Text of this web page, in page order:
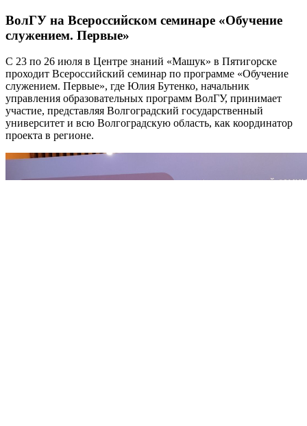
ВолГУ на Всероссийском семинаре «Обучение
служением. Первые»
С 23 по 26 июля в Центре знаний «Машук» в Пятигорске
проходит Всероссийский семинар по программе «Обучение
служением. Первые», где Юлия Бутенко, начальник
управления образовательных программ ВолГУ, принимает
участие, представляя Волгоградский государственный
университет и всю Волгоградскую область, как координатор
проекта в регионе.